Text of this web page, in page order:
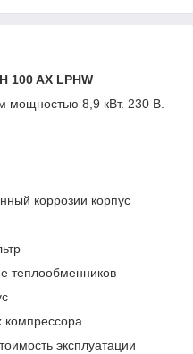
100 AX LPHW
8,9 кВт. 230 B.
коррозии корпус
теплообменников
эксплуатации